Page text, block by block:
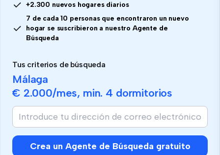
+2.300 nuevos hogares diarios
7 de cada 10 personas que encontraron un nuevo
hogar se suscribieron a nuestro Agente de
Búsqueda
Tus criterios de búsqueda
Málaga
€ 2.000/mes, min. 4 dormitorios
Crea un Agente de Búsqueda gratuito